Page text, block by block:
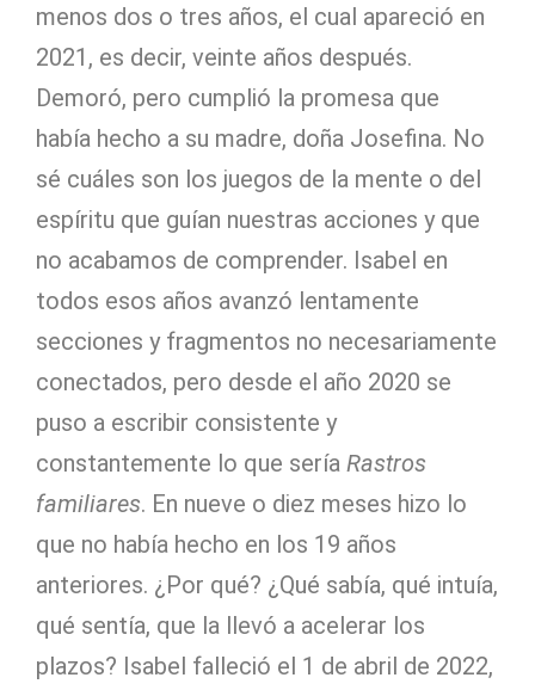
menos dos o tres años, el cual apareció en
2021, es decir, veinte años después.
Demoró, pero cumplió la promesa que
había hecho a su madre, doña Josefina. No
sé cuáles son los juegos de la mente o del
espíritu que guían nuestras acciones y que
no acabamos de comprender. Isabel en
todos esos años avanzó lentamente
secciones y fragmentos no necesariamente
conectados, pero desde el año 2020 se
puso a escribir consistente y
constantemente lo que sería Rastros
familiares. En nueve o diez meses hizo lo
que no había hecho en los 19 años
anteriores. ¿Por qué? ¿Qué sabía, qué intuía,
qué sentía, que la llevó a acelerar los
plazos? Isabel falleció el 1 de abril de 2022,